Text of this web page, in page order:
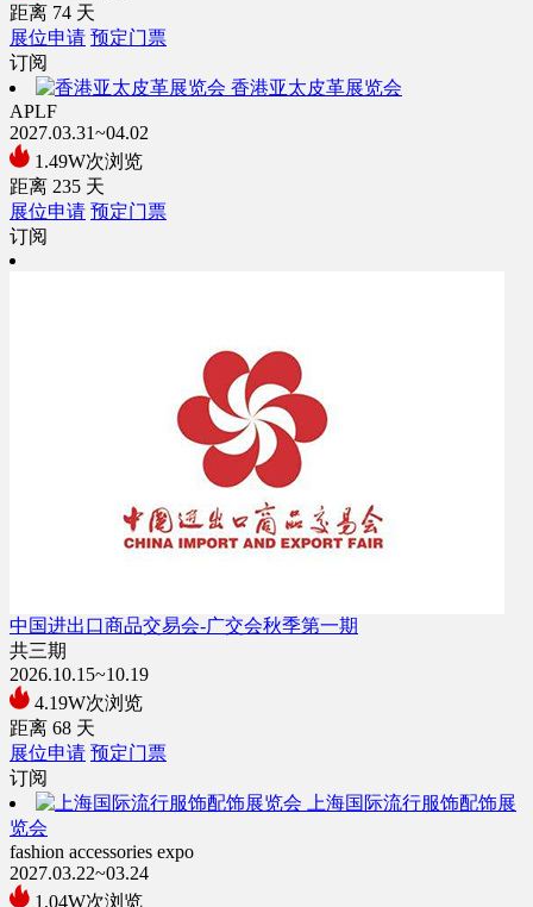
距离 74 天
展位申请 预定门票
订阅
香港亚太皮革展览会
APLF
2027.03.31~04.02
1.49W次浏览
距离 235 天
展位申请 预定门票
订阅
中国进出口商品交易会-广交会秋季第一期
共三期
2026.10.15~10.19
4.19W次浏览
距离 68 天
展位申请 预定门票
订阅
上海国际流行服饰配饰展
览会
fashion accessories expo
2027.03.22~03.24
1.04W次浏览